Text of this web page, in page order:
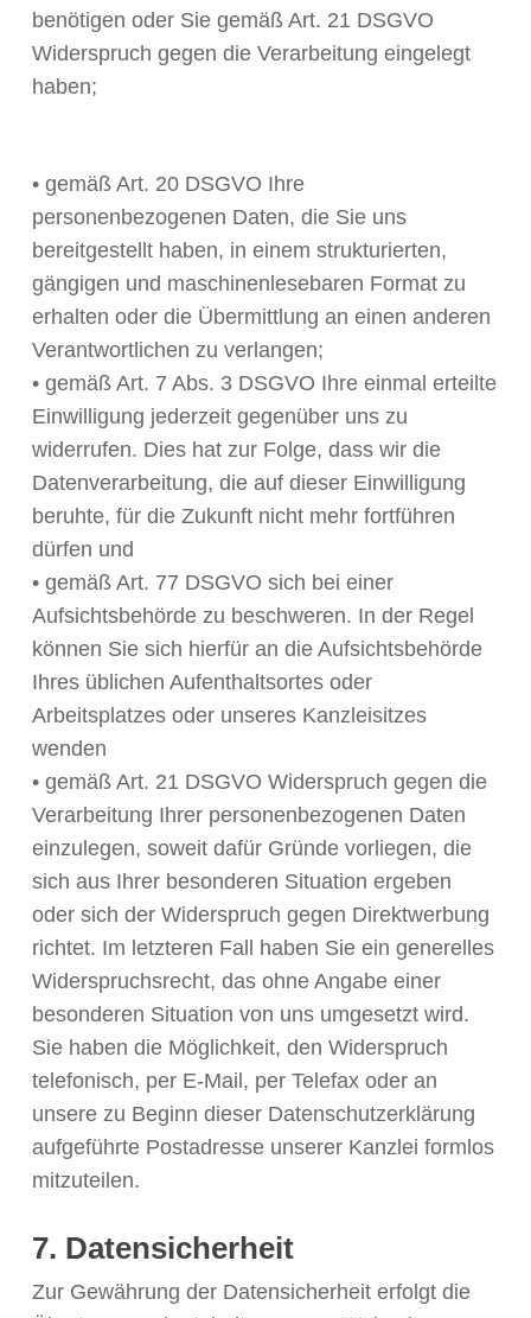
benötigen oder Sie gemäß Art. 21 DSGVO
Widerspruch gegen die Verarbeitung eingelegt
haben;
• gemäß Art. 20 DSGVO Ihre
personenbezogenen Daten, die Sie uns
bereitgestellt haben, in einem strukturierten,
gängigen und maschinenlesebaren Format zu
erhalten oder die Übermittlung an einen anderen
Verantwortlichen zu verlangen;
• gemäß Art. 7 Abs. 3 DSGVO Ihre einmal erteilte
Einwilligung jederzeit gegenüber uns zu
widerrufen. Dies hat zur Folge, dass wir die
Datenverarbeitung, die auf dieser Einwilligung
beruhte, für die Zukunft nicht mehr fortführen
dürfen und
• gemäß Art. 77 DSGVO sich bei einer
Aufsichtsbehörde zu beschweren. In der Regel
können Sie sich hierfür an die Aufsichtsbehörde
Ihres üblichen Aufenthaltsortes oder
Arbeitsplatzes oder unseres Kanzleisitzes
wenden
• gemäß Art. 21 DSGVO Widerspruch gegen die
Verarbeitung Ihrer personenbezogenen Daten
einzulegen, soweit dafür Gründe vorliegen, die
sich aus Ihrer besonderen Situation ergeben
oder sich der Widerspruch gegen Direktwerbung
richtet. Im letzteren Fall haben Sie ein generelles
Widerspruchsrecht, das ohne Angabe einer
besonderen Situation von uns umgesetzt wird.
Sie haben die Möglichkeit, den Widerspruch
telefonisch, per E-Mail, per Telefax oder an
unsere zu Beginn dieser Datenschutzerklärung
aufgeführte Postadresse unserer Kanzlei formlos
mitzuteilen.
7. Datensicherheit
Zur Gewährung der Datensicherheit erfolgt die